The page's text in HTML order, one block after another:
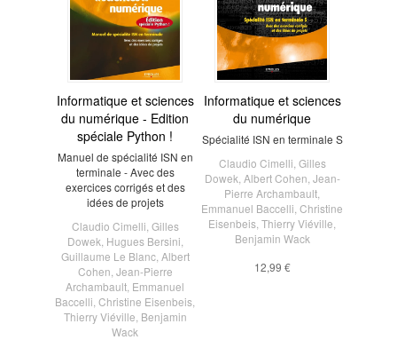
Informatique et sciences
du numérique - Edition
spéciale Python !
Manuel de spécialité ISN en
terminale - Avec des
exercices corrigés et des
idées de projets
Claudio Cimelli Gilles
Dowek Hugues Bersini
Guillaume Le Blanc, Albert
Cohen Jean-Pierre
Archambault Emmanuel
Baccelli Christine Eisenbeis
Thierry Viéville Benjamin
Wack
Informatique et sciences
du numérique
Spécialité ISN en terminale S
Claudio Cimelli Gilles
Dowek Albert Cohen Jean-
Pierre Archambault
Emmanuel Baccelli Christine
Eisenbeis Thierry Viéville
Benjamin Wack
12,99 €